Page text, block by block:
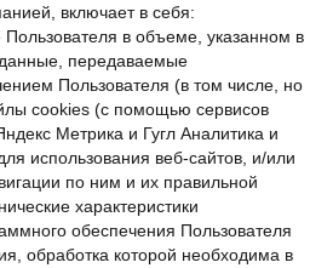
включает в себя:
в объеме, указанном в
передаваемые
Пользователя (в том числе, но
cookies (с помощью сервисов
Метрика и Гугл Аналитика и
использования веб-сайтов, и/или
по ним и их правильной
характеристики
обеспечения Пользователя
обработка которой необходима в